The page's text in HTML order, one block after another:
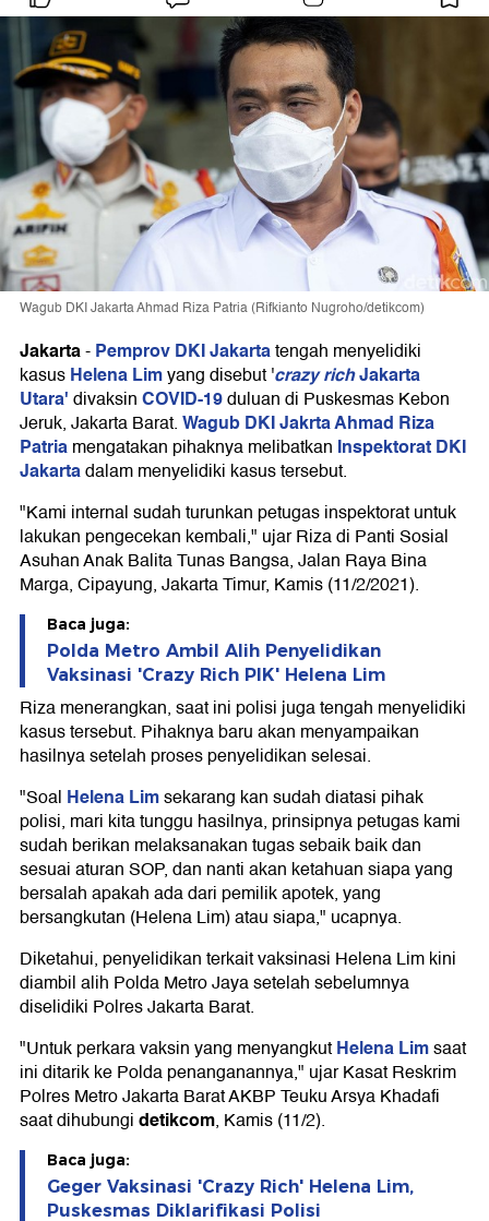
Wagub DKI Jakarta Ahmad Riza Patria (Rifkianto Nugroho/detikcom)
Jakarta-Pemprov DKI Jakartatengah menyelidiki
kasusHelena Limyang disebut 'crazy richJakarta
Utara'divaksinCOVID-19duluan di Puskesmas Kebon
Jeruk, Jakarta Barat.Wagub DKI Jakrta Ahmad Riza
Patriamengatakan pihaknya melibatkan Inspektorat DKI
Jakartadalam menyelidiki kasus tersebut.
"Kami internal sudah turunkan petugas inspektorat untuk
lakukan pengecekan kembali," ujar Riza di Panti Sosial
Asuhan Anak Balita Tunas Bangsa, Jalan Raya Bina
Marga, Cipayung, Jakarta Timur, Kamis (11/2/2021).
Baca juga:
Polda Metro Ambil Alih Penyelidikan
Vaksinasi 'Crazy Rich PIK' Helena Lim
Riza menerangkan, saat ini polisi juga tengah menyelidiki
kasus tersebut. Pihaknya baru akan menyampaikan
hasilnya setelah proses penyelidikan selesai.
"Soal Helena Limsekarang kan sudah diatasi pihak
polisi, mari kita tunggu hasilnya, prinsipnya petugas kami
sudah berikan melaksanakan tugas sebaik baik dan
sesuai aturan SOP, dan nanti akan ketahuan siapa yang
bersalah apakah ada dari pemilik apotek, yang
bersangkutan (Helena Lim) atau siapa," ucapnya.
Diketahui, penyelidikan terkait vaksinasi Helena Lim kini
diambil alih Polda Metro Jaya setelah sebelumnya
diselidiki Polres Jakarta Barat.
"Untuk perkara vaksin yang menyangkutHelena Limsaat
ini ditarik ke Polda penanganannya," ujar Kasat Reskrim
Polres Metro Jakarta Barat AKBP Teuku Arsya Khadafi
saat dihubungidetikcom, Kamis (11/2).
Baca juga:
Geger Vaksinasi 'Crazy Rich' Helena Lim,
Puskesmas Diklarifikasi Polisi